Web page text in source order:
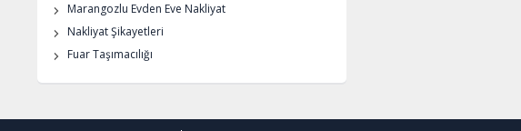
Marangozlu Evden Eve Nakliyat
Nakliyat Şikayetleri
Fuar Taşımacılığı